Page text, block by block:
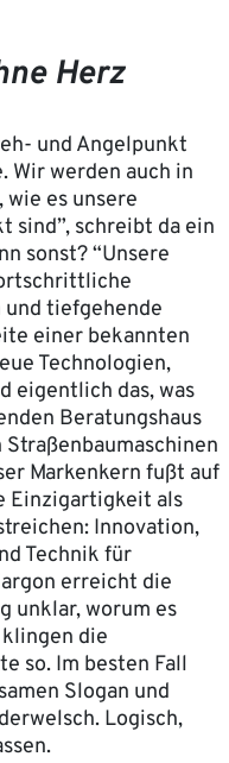
Herz
und Angelpunkt
Wir werden auch in
es unsere
sind”, schreibt da ein
sonst? “Unsere
tiefgehende
einer bekannten
Technologien,
eigentlich das, was
Beratungshaus
Markenkern fußt auf
Einzigartigkeit als
Innovation,
Technik für
erreicht die
unklar, worum es
die
so. Im besten Fall
Slogan und
Logisch,